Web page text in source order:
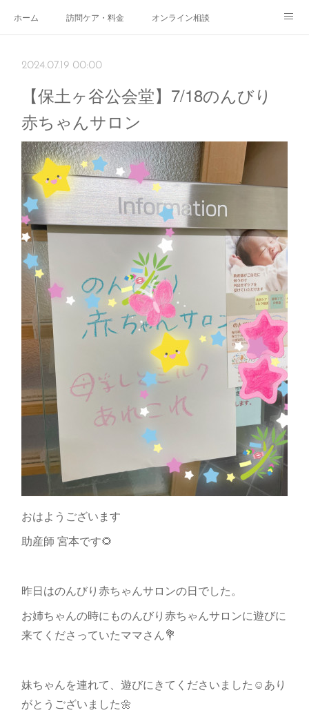
ホーム 訪問ケア・料金 オンライン相談
2024.07.19 00:00
【保土ヶ谷公会堂】7/18のんびり
赤ちゃんサロン
おはようございます
助産師 宮本です🌻
昨日はのんびり赤ちゃんサロンの日でした。
お姉ちゃんの時にものんびり赤ちゃんサロンに遊びに
来てくださっていたママさん💐
妹ちゃんを連れて、遊びにきてくださいました☺️あり
がとうございました🌼